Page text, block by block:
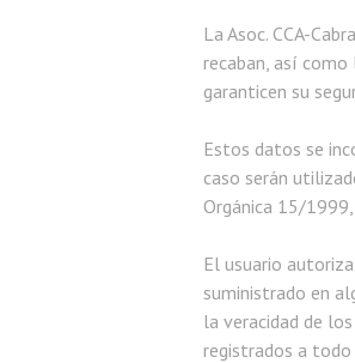
La Asoc. CCA-
recaban, así
garanticen su
Estos datos se
caso serán
Orgánica 15/
El usuario
suministrado en
la veracidad de
registrados a todo